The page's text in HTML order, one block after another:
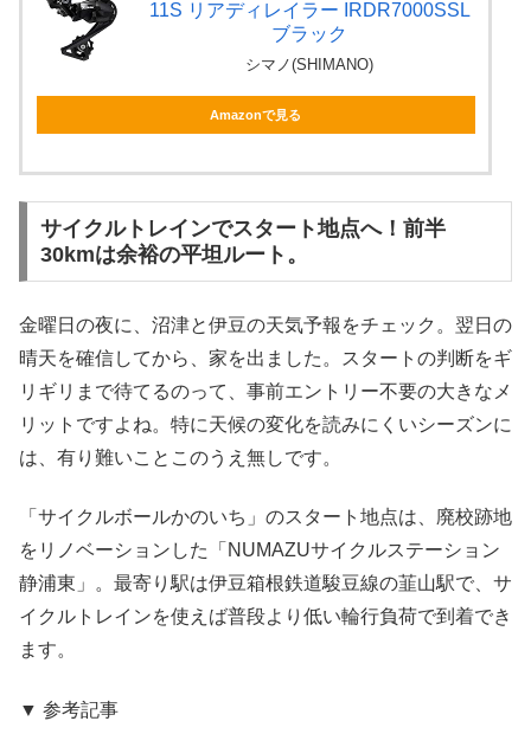
11S リアディレイラー IRDR7000SSL
ブラック
シマノ(SHIMANO)
Amazonで見る
サイクルトレインでスタート地点へ！前半
30kmは余裕の平坦ルート。
金曜日の夜に、沼津と伊豆の天気予報をチェック。翌日の
晴天を確信してから、家を出ました。スタートの判断をギ
リギリまで待てるのって、事前エントリー不要の大きなメ
リットですよね。特に天候の変化を読みにくいシーズンに
は、有り難いことこのうえ無しです。
「サイクルボールかのいち」のスタート地点は、廃校跡地
をリノベーションした「NUMAZUサイクルステーション
静浦東」。最寄り駅は伊豆箱根鉄道駿豆線の韮山駅で、サ
イクルトレインを使えば普段より低い輪行負荷で到着でき
ます。
▼ 参考記事